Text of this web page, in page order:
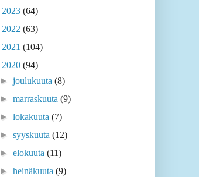
2023 (64)
2022 (63)
2021 (104)
2020 (94)
►joulukuuta(8)
►marraskuuta(9)
►lokakuuta(7)
►syyskuuta(12)
►elokuuta(11)
►heinäkuuta(9)